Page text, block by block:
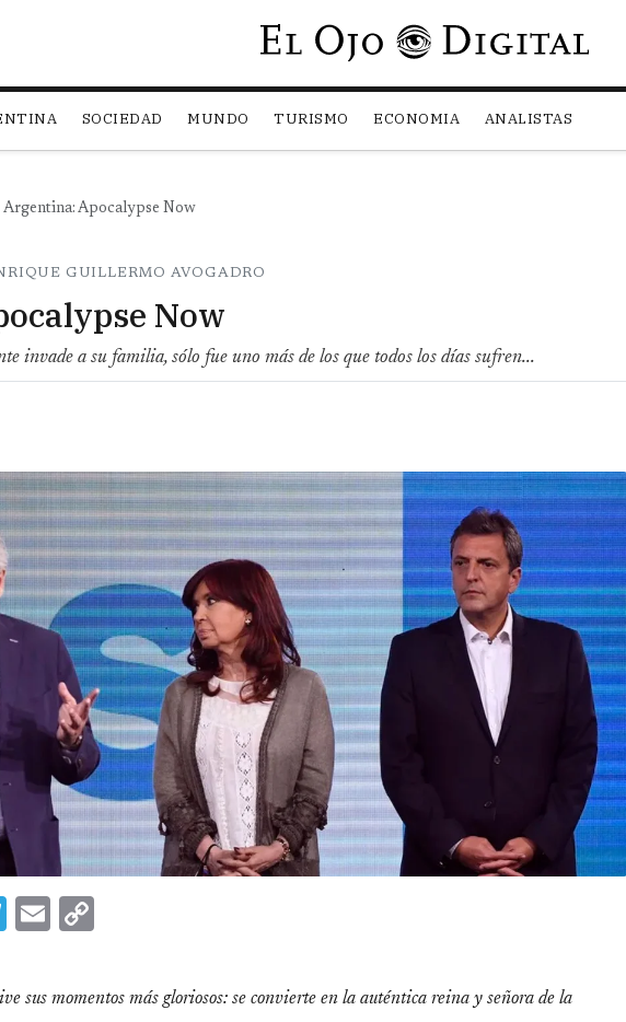
Pasar al contenido principal
SOCIEDAD MUNDO TURISMO ECONOMIA ANALISTAS
Argentina: Apocalypse Now
GUILLERMO AVOGADRO
Now
invade a su familia, sólo fue uno más de los que todos los días sufren...
Telegram
Email
sus momentos más gloriosos: se convierte en la auténtica reina y señora de la